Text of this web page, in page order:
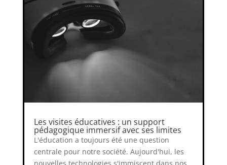
Les visites éducatives : un support
pédagogique immersif avec ses limites
L'éducation a toujours été une question
centrale pour notre société. Aujourd'hui, les